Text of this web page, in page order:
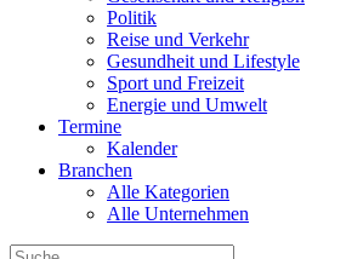
Politik
Reise und Verkehr
Gesundheit und Lifestyle
Sport und Freizeit
Energie und Umwelt
Termine
Kalender
Branchen
Alle Kategorien
Alle Unternehmen